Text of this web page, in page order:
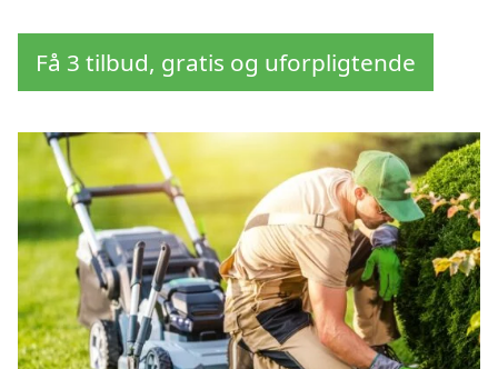
Få 3 tilbud, gratis og uforpligtende